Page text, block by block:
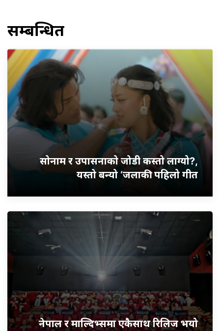
सम्बन्धित
सोनाम र उपासनाको जोडी कस्तो लाग्यो?,
यस्तो बन्यो ‘जलाकी’ पहिलो गीत
नेपाल र माल्दिभ्समा एकैसाथ रिलिज भयो